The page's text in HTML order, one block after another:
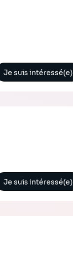
Je suis intéressé(e)
Je suis intéressé(e)